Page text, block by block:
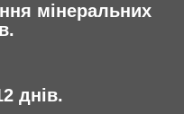
мінеральних
днів.